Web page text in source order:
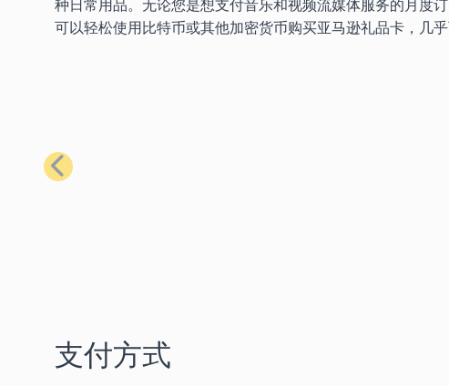
种日常用品。无论您是想支付音乐和视频流媒体服务的月度
可以轻松使用比特币或其他加密货币购买亚马逊礼品卡，几
上一步
支付方式